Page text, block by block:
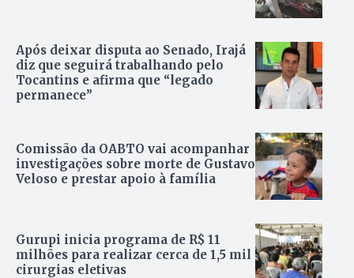
Após deixar disputa ao Senado, Irajá
diz que seguirá trabalhando pelo
Tocantins e afirma que “legado
permanece”
Comissão da OABTO vai acompanhar
investigações sobre morte de Gustavo
Veloso e prestar apoio à família
Gurupi inicia programa de R$ 11
milhões para realizar cerca de 1,5 mil
cirurgias eletivas